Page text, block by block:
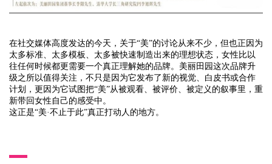
在社交媒体高度发达的今天，关于“美”的讨论从来不少，但也正因为
太多标准、太多模板、太多被快速制造出来的理想状态，女性比以
往任何时候都更需要一个真正理解她的品牌。美丽田园这次品牌升
级之所以值得关注，不只是因为它发布了新的视觉、白皮书或合作
计划，更因为它试图把“美”从被观看、被评价、被定义的叙事里，重
新带回女性自己的感受中。
这正是“美·不止于此”真正打动人的地方。